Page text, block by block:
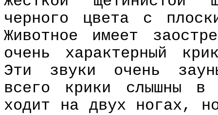
черного цвета с
Животное имеет
очень характерный
Эти звуки очень
всего крики слышны
ходит на двух ногах,